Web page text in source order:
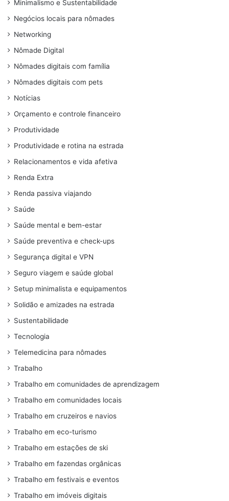
Minimalismo e Sustentabilidade
Negócios locais para nômades
Networking
Nômade Digital
Nômades digitais com família
Nômades digitais com pets
Notícias
Orçamento e controle financeiro
Produtividade
Produtividade e rotina na estrada
Relacionamentos e vida afetiva
Renda Extra
Renda passiva viajando
Saúde
Saúde mental e bem-estar
Saúde preventiva e check-ups
Segurança digital e VPN
Seguro viagem e saúde global
Setup minimalista e equipamentos
Solidão e amizades na estrada
Sustentabilidade
Tecnologia
Telemedicina para nômades
Trabalho
Trabalho em comunidades de aprendizagem
Trabalho em comunidades locais
Trabalho em cruzeiros e navios
Trabalho em eco-turismo
Trabalho em estações de ski
Trabalho em fazendas orgânicas
Trabalho em festivais e eventos
Trabalho em imóveis digitais